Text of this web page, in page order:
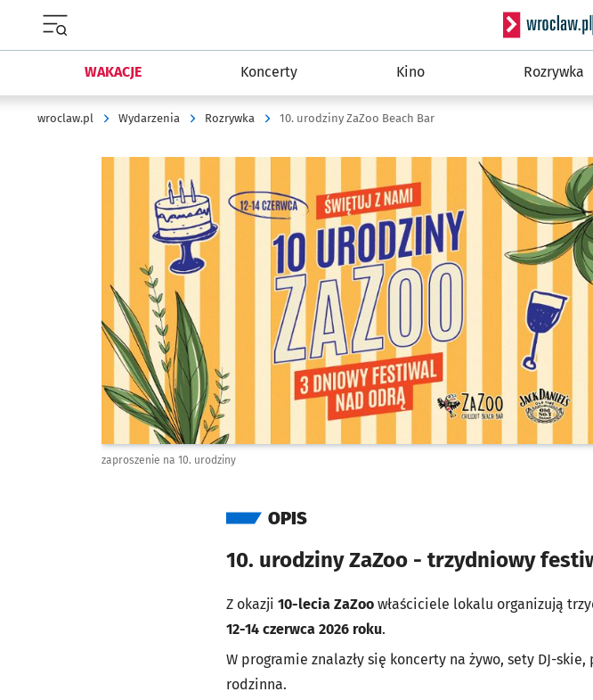
Serwis
WAKACJE Koncerty Kino Rozrywka
wroclaw.pl Wydarzenia Rozrywka 10. urodziny ZaZoo Beach Bar
zaproszenie na 10. urodziny
OPIS
10. urodziny ZaZoo - trzydniowy
Z okazji 10-lecia ZaZoo właściciele lokalu organizują
12-14 czerwca 2026 roku.
W programie znalazły się koncerty na żywo, sety DJ-
rodzinna.